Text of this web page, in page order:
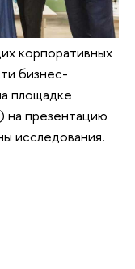
корпоративных
бизнес-
площадке
презентацию
исследования.